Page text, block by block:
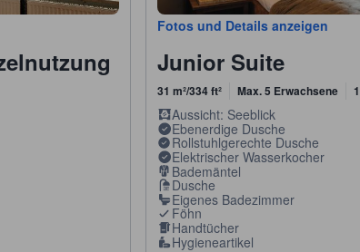
Fotos und Details anzeigen
Junior Suite
31 m²/334 ft² Max. 5 Erwachsene
Aussicht: Seeblick
Ebenerdige Dusche
Rollstuhlgerechte Dusche
Elektrischer Wasserkocher
Bademäntel
Dusche
Eigenes Badezimmer
Föhn
Handtücher
Hygieneartikel